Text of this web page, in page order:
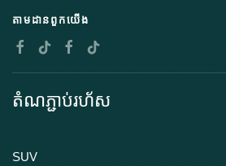
តាមដានពួកយើង
តំណភ្ជាប់រហ័ស
SUV